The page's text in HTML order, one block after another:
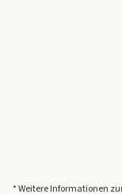
* Weitere Informationen